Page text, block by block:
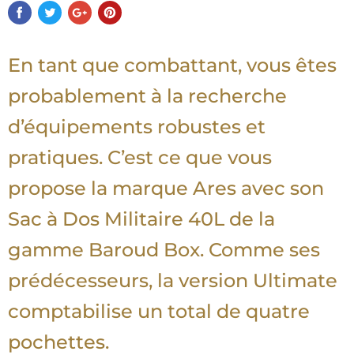
En tant que combattant, vous êtes
probablement à la recherche
d’équipements robustes et
pratiques. C’est ce que vous
propose la marque Ares avec son
Sac à Dos Militaire 40L de la
gamme Baroud Box. Comme ses
prédécesseurs, la version Ultimate
comptabilise un total de quatre
pochettes.